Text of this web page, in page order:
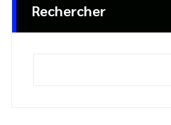
Rechercher